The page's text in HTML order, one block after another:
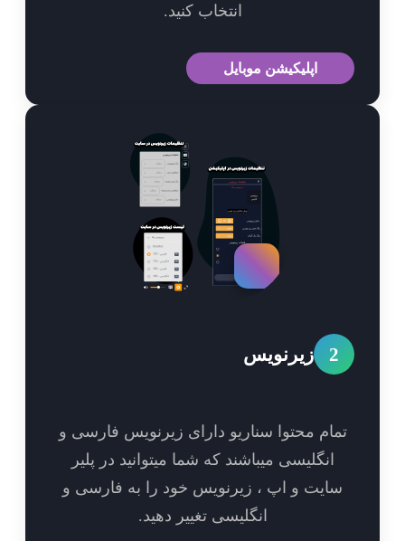
انتخاب کنید.
اپلیکیشن موبایل
زیرنویس
محتوا سناریو دارای زیرنویس فارسی و
انگلیسی میباشند که شما میتوانید در پلیر
و اپ ، زیرنویس خود را به فارسی و
انگلیسی تغییر دهید.